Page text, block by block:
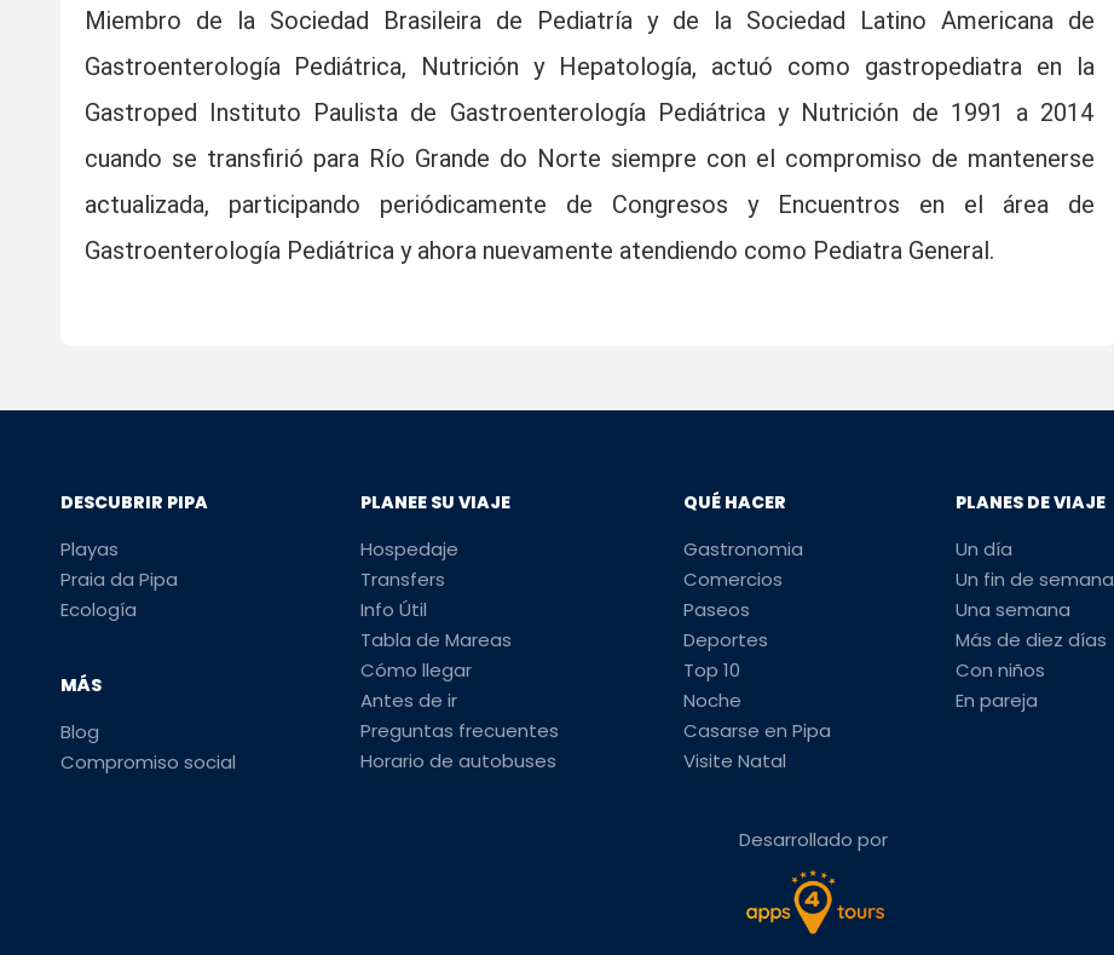
Miembro de la Sociedad Brasileira de Pediatría y de la Sociedad Latino Americana de
Gastroenterología Pediátrica, Nutrición y Hepatología, actuó como gastropediatra en la
Gastroped Instituto Paulista de Gastroenterología Pediátrica y Nutrición de 1991 a 2014
cuando se transfirió para Río Grande do Norte siempre con el compromiso de mantenerse
actualizada, participando periódicamente de Congresos y Encuentros en el área de
Gastroenterología Pediátrica y ahora nuevamente atendiendo como Pediatra General.
DESCUBRIR PIPA
Playas
Praia da Pipa
Ecología
MÁS
Blog
Compromiso social
PLANEE SU VIAJE
Hospedaje
Transfers
Info Útil
Tabla de Mareas
Cómo llegar
Antes de ir
Preguntas frecuentes
Horario de autobuses
QUÉ HACER
Gastronomia
Comercios
Paseos
Deportes
Top 10
Noche
Casarse en Pipa
Visite Natal
PLANES DE VIAJE
Un día
Un fin de semana
Una semana
Más de diez días
Con niños
En pareja
Desarrollado por